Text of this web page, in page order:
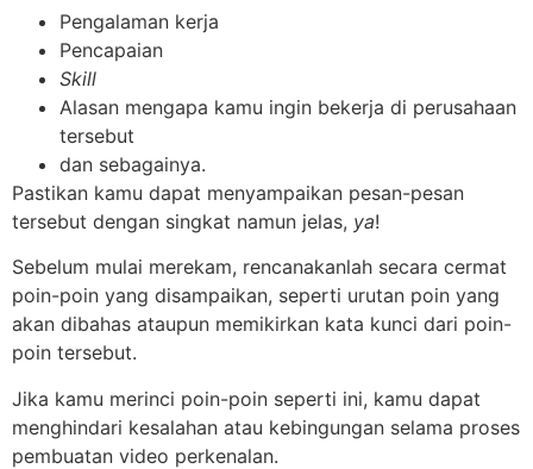
Pengalaman kerja
Pencapaian
Skill
Alasan mengapa kamu ingin bekerja di perusahaan
tersebut
dan sebagainya.
Pastikan kamu dapat menyampaikan pesan-pesan
tersebut dengan singkat namun jelas, ya!
Sebelum mulai merekam, rencanakanlah secara cermat
poin-poin yang disampaikan, seperti urutan poin yang
akan dibahas ataupun memikirkan kata kunci dari poin-
poin tersebut.
Jika kamu merinci poin-poin seperti ini, kamu dapat
menghindari kesalahan atau kebingungan selama proses
pembuatan video perkenalan.